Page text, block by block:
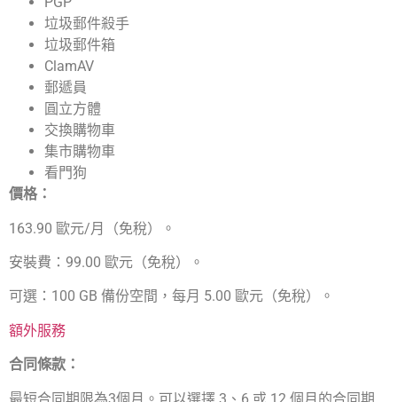
垃圾郵件殺手
垃圾郵件箱
ClamAV
郵遞員
圓立方體
交換購物車
集市購物車
看門狗
價格：
163.90 歐元/月（免稅）。
安裝費：99.00 歐元（免稅）。
可選：100 GB 備份空間，每月 5.00 歐元（免稅）。
額外服務
合同條款：
最短合同期限為3個月。可以選擇 3、6 或 12 個月的合同期